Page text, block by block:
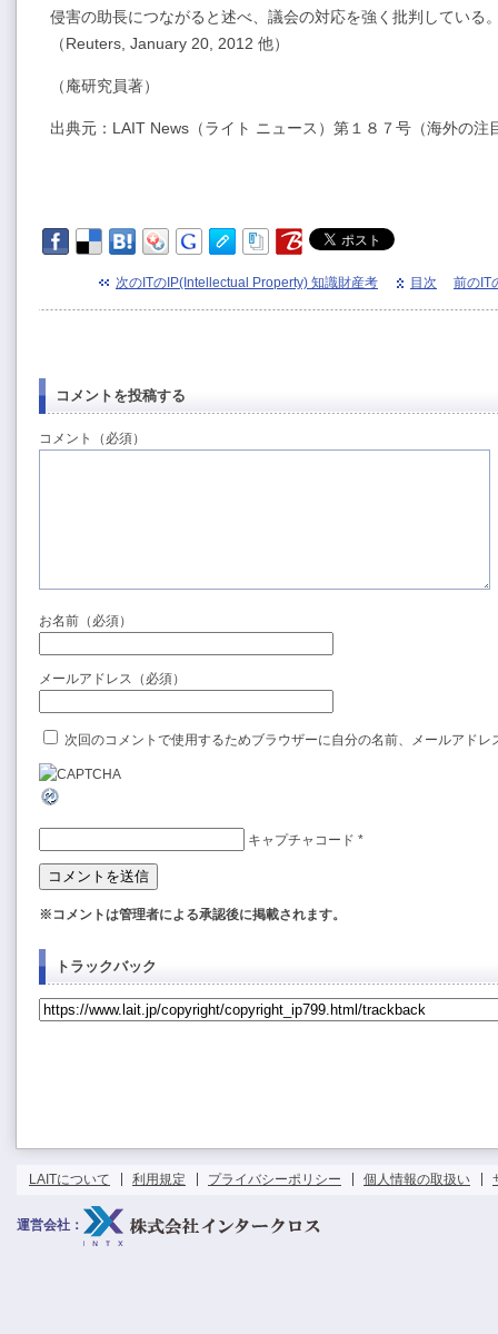
侵害の助長につながると述べ、議会の対応を強く批判している
（Reuters, January 20, 2012 他）
（庵研究員著）
出典元： LAIT News（ライト ニュース）第１８７号（海外の注
次のITのIP(Intellectual Property) 知識財産考 目次 前のIT
コメントを投稿する
コメント（必須）
お名前（必須）
メールアドレス（必須）
次回のコメントで使用するためブラウザーに自分の名前、メールアドレ
キャプチャコード *
※コメントは管理者による承認後に掲載されます。
トラックバック
LAITについて 利用規定 プライバシーポリシー 個人情報の取扱い
運営会社：